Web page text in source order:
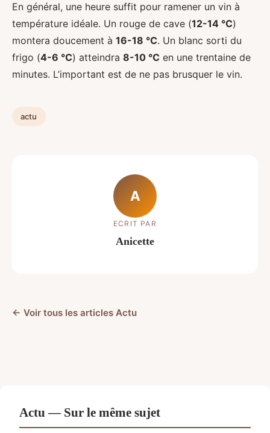
En général, une heure suffit pour ramener un vin à
température idéale. Un rouge de cave (12-14 °C)
montera doucement à 16-18 °C. Un blanc sorti du
frigo (4-6 °C) atteindra 8-10 °C en une trentaine de
minutes. L’important est de ne pas brusquer le vin.
actu
A
ECRIT PAR
Anicette
← Voir tous les articles Actu
Actu — Sur le même sujet